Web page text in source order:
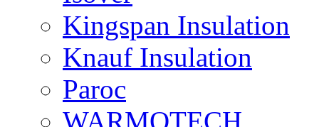
Kingspan Insulation
Knauf Insulation
Paroc